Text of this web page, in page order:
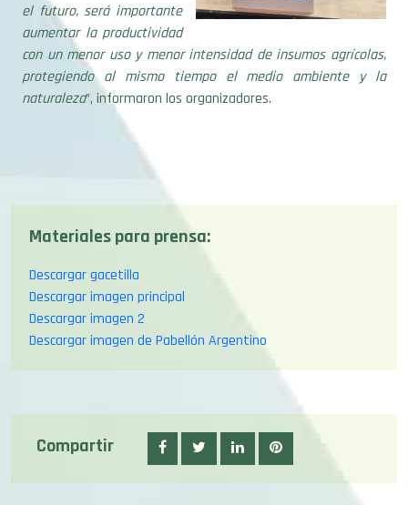
el futuro, será importante
aumentar la productividad
con un menor uso y menor intensidad de insumos agrícolas,
protegiendo al mismo tiempo el medio ambiente y la
naturaleza”, informaron los organizadores.
Materiales para prensa:
Descargar gacetilla
Descargar imagen principal
Descargar imagen 2
Descargar imagen de Pabellón Argentino
Compartir